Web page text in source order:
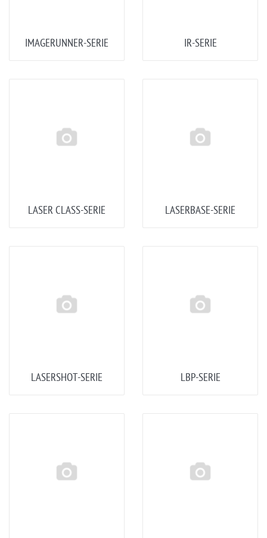
IMAGERUNNER-SERIE IR-SERIE
LASER CLASS-SERIE LASERBASE-SERIE
LASERSHOT-SERIE LBP-SERIE